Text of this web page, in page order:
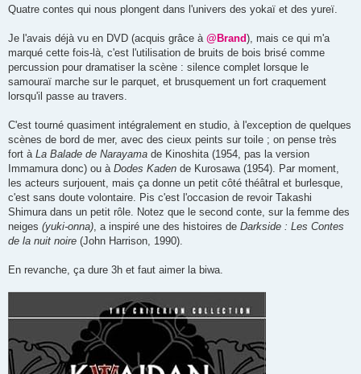
Quatre contes qui nous plongent dans l'univers des yokaï et des yureï.
Je l'avais déjà vu en DVD (acquis grâce à @Brand), mais ce qui m'a
marqué cette fois-là, c'est l'utilisation de bruits de bois brisé comme
percussion pour dramatiser la scène : silence complet lorsque le
samouraï marche sur le parquet, et brusquement un fort craquement
lorsqu'il passe au travers.
C'est tourné quasiment intégralement en studio, à l'exception de quelques
scènes de bord de mer, avec des cieux peints sur toile ; on pense très
fort à La Balade de Narayama de Kinoshita (1954, pas la version
Immamura donc) ou à Dodes Kaden de Kurosawa (1954). Par moment,
les acteurs surjouent, mais ça donne un petit côté théâtral et burlesque,
c'est sans doute volontaire. Pis c'est l'occasion de revoir Takashi
Shimura dans un petit rôle. Notez que le second conte, sur la femme des
neiges (yuki-onna), a inspiré une des histoires de Darkside : Les Contes
de la nuit noire (John Harrison, 1990).
En revanche, ça dure 3h et faut aimer la biwa.